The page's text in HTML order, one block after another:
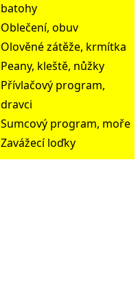
batohy
Oblečení, obuv
Olověné zátěže, krmítka
Peany, kleště, nůžky
Přívlačový program,
dravci
Sumcový program, moře
Zavážecí loďky